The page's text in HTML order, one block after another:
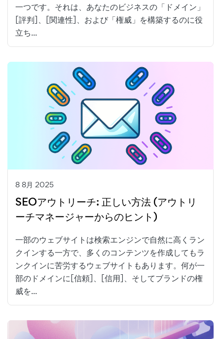
一つです。それは、あなたのビジネスの「ドメイン」
[評判]、[関連性]、および「権威」を構築するのに役
立ち...
8 8月 2025
SEOアウトリーチ: 正しい方法 (アウトリ
ーチマネージャーからのヒント)
一部のウェブサイトは検索エンジンで自然に高くラン
クインする一方で、多くのコンテンツを作成してもラ
ンクインに苦労するウェブサイトもあります。何が一
部のドメインに[信頼]、[信用]、そしてブランドの権
威を...